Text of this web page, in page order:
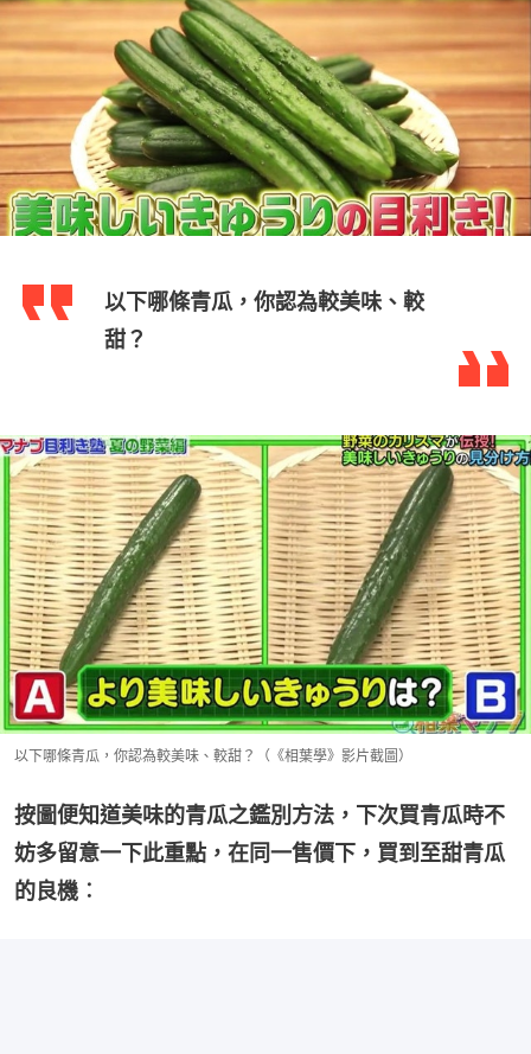
以下哪條青瓜，你認為較美味、較
甜？
以下哪條青瓜，你認為較美味、較甜？（《相葉學》影片截圖）
按圖便知道美味的青瓜之鑑別方法，下次買青瓜時不
妨多留意一下此重點，在同一售價下，買到至甜青瓜
的良機︰